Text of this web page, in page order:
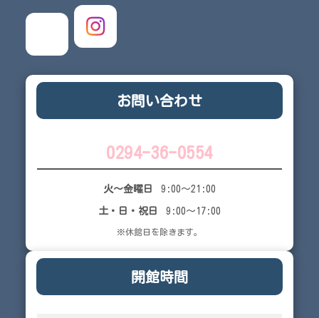
お問い合わせ
0294-36-0554
火～金曜日 9:00～21:00
土・日・祝日 9:00～17:00
※休館日を除きます。
開館時間